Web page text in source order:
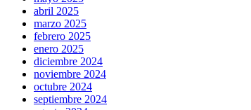
abril 2025
marzo 2025
febrero 2025
enero 2025
diciembre 2024
noviembre 2024
octubre 2024
septiembre 2024